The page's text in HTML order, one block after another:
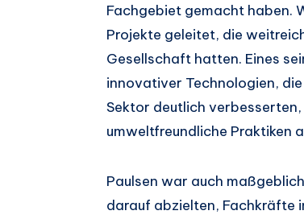
Fachgebiet gemacht haben.
Projekte geleitet, die
Gesellschaft hatten. Eines
innovativer Technologien,
Sektor deutlich
umweltfreundliche Praktiken
Paulsen war auch
darauf abzielten, Fachkräfte